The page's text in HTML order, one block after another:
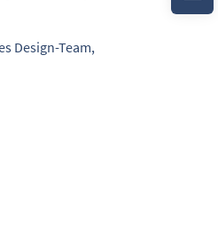
Design-Team,